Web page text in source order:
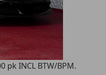
pk INCL BTW/BPM.